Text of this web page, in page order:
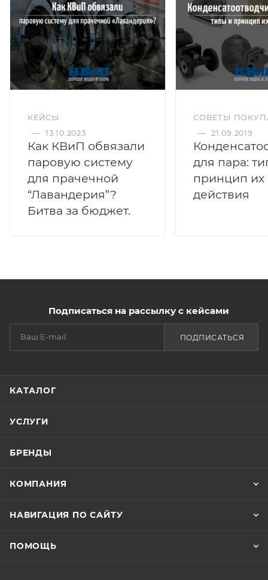
КЕЙСЫ
— 13.10.2023
Как КВиП обвязали
паровую систему
для прачечной
“Лавандерия”?
Битва за бюджет.
СОВЕТЫ
— 21.09.2019
для пара:
принцип их
действия
Подписаться на рассылку с кейсами
ПОДПИСАТЬСЯ
КАТАЛОГ
УСЛУГИ
БРЕНДЫ
КОМПАНИЯ
НАВИГАЦИЯ ПО САЙТУ
ПОМОЩЬ